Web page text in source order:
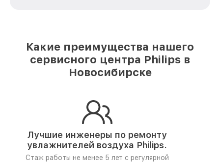
Какие преимущества нашего
сервисного центра Philips в
Новосибирске
Лучшие инженеры по ремонту
увлажнителей воздуха Philips.
Стаж работы не менее 5 лет с регулярной